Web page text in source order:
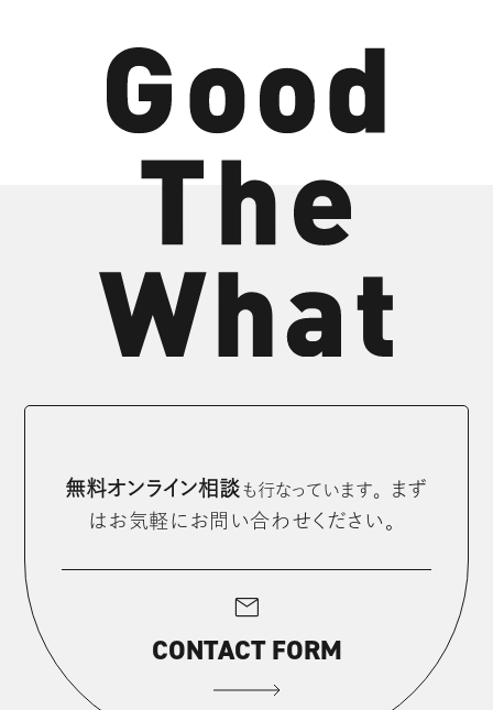
無料オンライン相談も⾏なっています。
まず
はお気軽にお問い合わせください。
mail
CONTACT FORM